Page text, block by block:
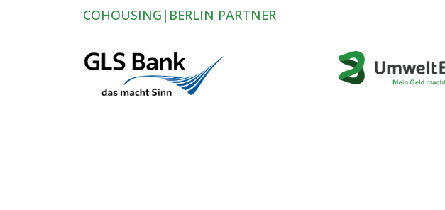
COHOUSING|BERLIN PARTNER